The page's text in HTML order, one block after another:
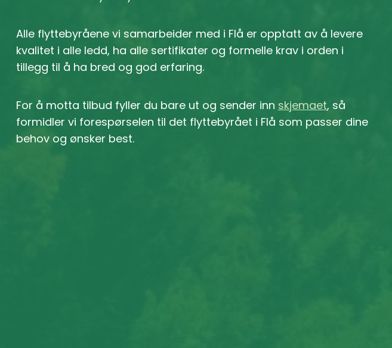
Alle flyttebyråene vi samarbeider med i Flå er opptatt av å levere
kvalitet i alle ledd, ha alle sertifikater og formelle krav i orden i
tillegg til å ha bred og god erfaring.
For å motta tilbud fyller du bare ut og sender inn skjemaet, så
formidler vi forespørselen til det flyttebyrået i Flå som passer dine
behov og ønsker best.